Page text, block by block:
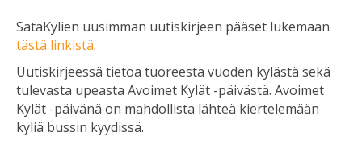
SataKylien uusimman uutiskirjeen pääset lukemaan
tästä linkistä.
Uutiskirjeessä tietoa tuoreesta vuoden kylästä sekä
tulevasta upeasta Avoimet Kylät -päivästä. Avoimet
Kylät -päivänä on mahdollista lähteä kiertelemään
kyliä bussin kyydissä.